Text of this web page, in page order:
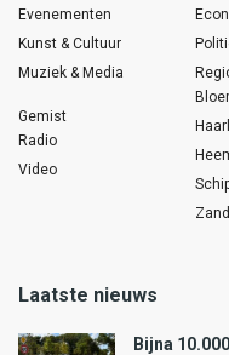
Evenementen
Kunst & Cultuur
Muziek & Media
Gemist
Radio
Video
Laatste nieuws
Bijna